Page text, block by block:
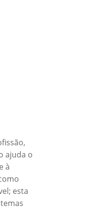
ajuda o
à
esta